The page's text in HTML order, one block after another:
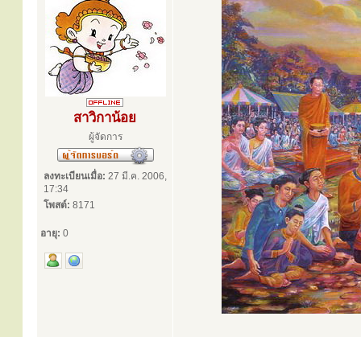
สาวิกาน้อย
ผู้จัดการ
ลงทะเบียนเมื่อ: 27 มี.ค. 2006,
17:34
โพสต์: 8171
อายุ: 0